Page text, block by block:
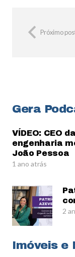
Próximo
Gera
VÍDEO: CEO
engenharia
João Pessoa
1 ano atrás
2
Imóveis e